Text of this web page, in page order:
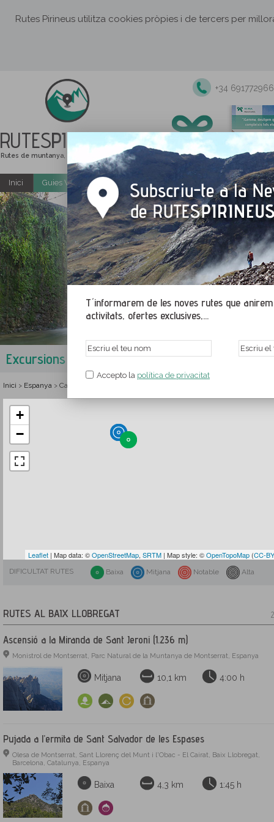
Rutes Pirineus utilitza cookies pròpies i de tercers per
RUTESPIRINEUS
Rutes de muntanya, senderisme i excursions
+34 691772966
T´informarem de les noves rutes que
activitats, ofertes exclusives,...
Accepto la política de privacitat
Inici Guies Web i PDF gratuïtes Excursions i activitats
Excursions al Baix Llobregat
Inici > Espanya > Catalunya
+
−
Leaflet | Map data: ©OpenStreetMap, SRTM | Map style: ©OpenTopoMap (CC-
DIFICULTAT RUTES Baixa Mitjana Notable Alta
RUTES AL BAIX LLOBREGAT
Ascensió a la Miranda de Sant Jeroni (1.236 m)
Monistrol de Montserrat, Parc Natural de la Muntanya de Montserrat, Espanya
Mitjana 10,1 km 4:00 h
Pujada a l’ermita de Sant Salvador de les Espases
Olesa de Montserrat, Sant Llorenç del Munt i l'Obac - El Cairat, Baix Llobregat,
Barcelona, Catalunya, Espanya
Baixa 4,3 km 1:45 h